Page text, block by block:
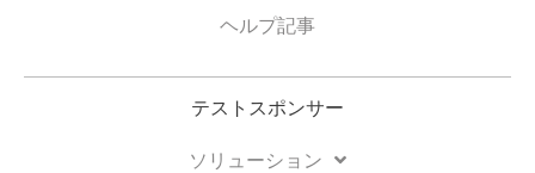
ヘルプ記事
テストスポンサー
ソリューション